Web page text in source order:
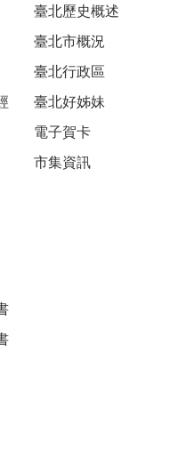
臺北歷史概述
臺北市概況
臺北行政區
臺北好姊妹
電子賀卡
市集資訊